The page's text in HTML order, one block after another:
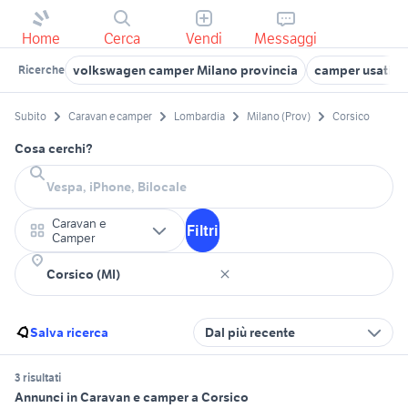
Home Cerca Vendi Messaggi
Ricerche volkswagen camper Milano provincia camper usati
Subito Caravan e camper Lombardia Milano (Prov) Corsico
Cosa cerchi?
Caravan e
Camper
Filtri
Salva ricerca Dal più recente
3 risultati
Annunci in Caravan e camper a Corsico